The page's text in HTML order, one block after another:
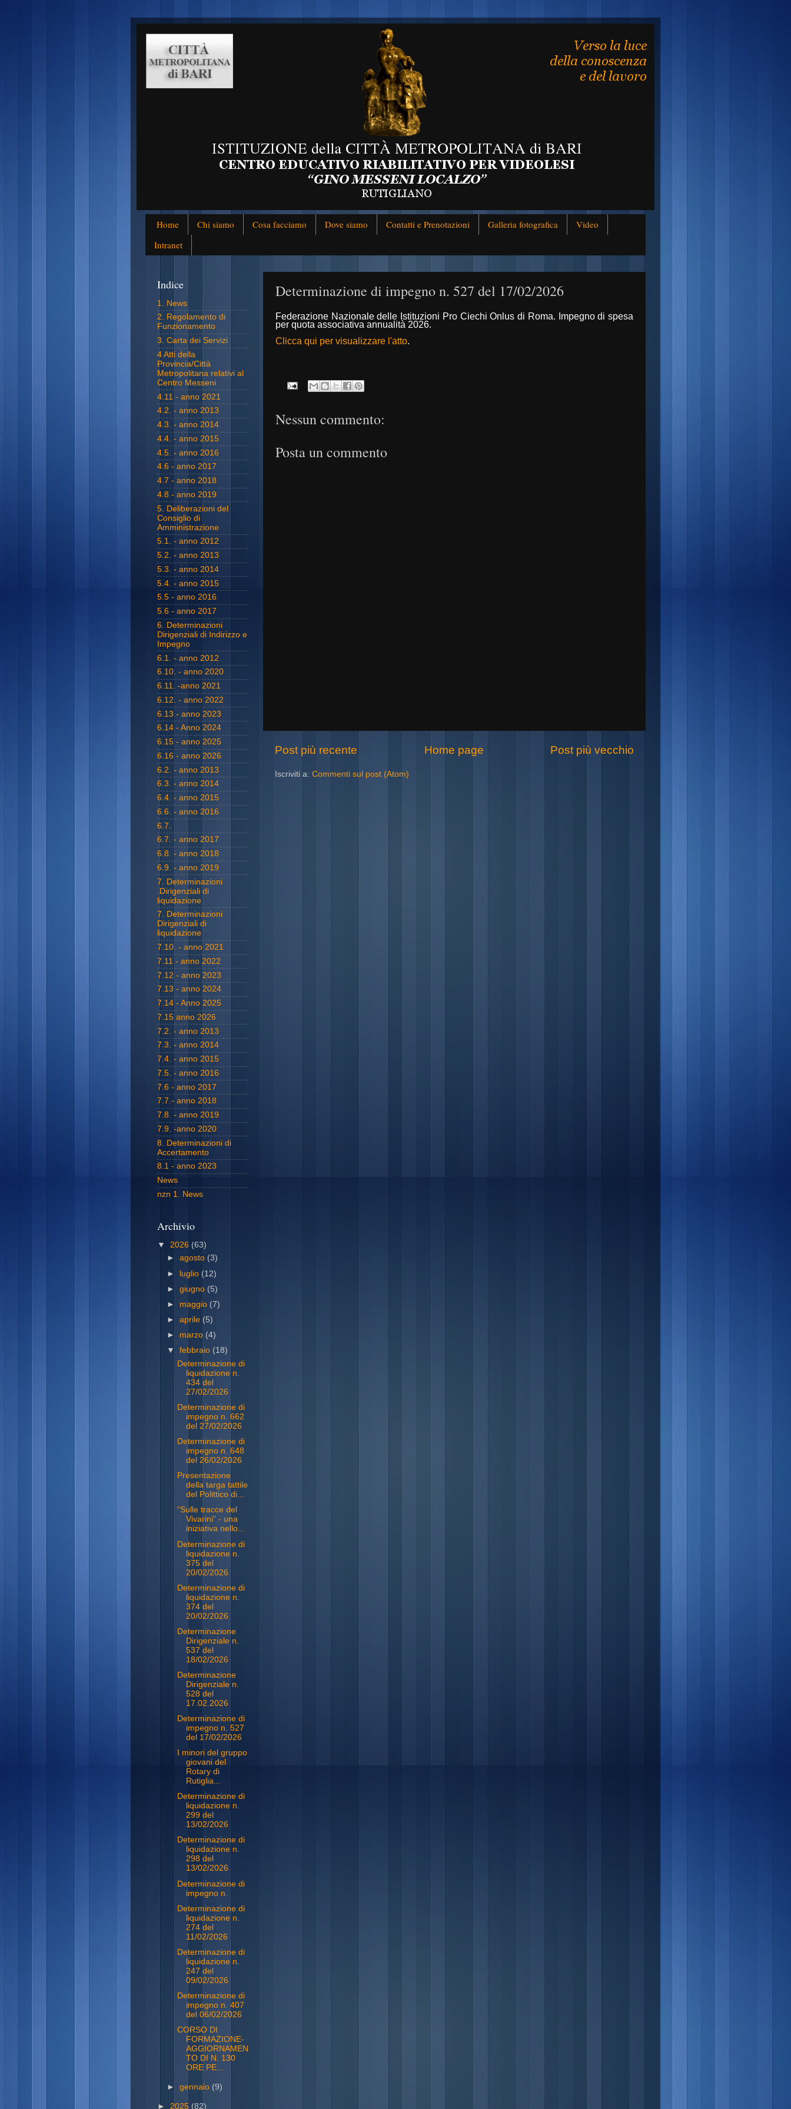
Home Chi siamo Cosa facciamo Dove siamo Contatti e Prenotazioni Galleria fotografica
Video
Intranet
Determinazione di impegno n. 527 del 17/02/2026
Federazione Nazionale delle Istituzioni Pro Ciechi Onlus di Roma. Impegno di spesa
per quota associativa annualità 2026.
Clicca qui per visualizzare l'atto.
Nessun commento:
Posta un commento
Post più recente Post più vecchio
Home page
Iscriviti a: Commenti sul post (Atom)
Indice
1. News
2. Regolamento di
Funzionamento
3. Carta dei Servizi
4 Atti della
Provincia/Città
Metropolitana relativi al
Centro Messeni
4.11 - anno 2021
4.2. - anno 2013
4.3. - anno 2014
4.4. - anno 2015
4.5. - anno 2016
4.6 - anno 2017
4.7 - anno 2018
4.8 - anno 2019
5. Deliberazioni del
Consiglio di
Amministrazione
5.1. - anno 2012
5.2. - anno 2013
5.3. - anno 2014
5.4. - anno 2015
5.5 - anno 2016
5.6 - anno 2017
6. Determinazioni
Dirigenziali di Indirizzo e
Impegno
6.1. - anno 2012
6.10. - anno 2020
6.11. -anno 2021
6.12. - anno 2022
6.13 - anno 2023
6.14 - Anno 2024
6.15 - anno 2025
6.16 - anno 2026
6.2. - anno 2013
6.3. - anno 2014
6.4. - anno 2015
6.6. - anno 2016
6.7.
6.7. - anno 2017
6.8. - anno 2018
6.9. - anno 2019
7. Determinazioni
.Dirigenziali di
liquidazione
7. Determinazioni
Dirigenziali di
liquidazione
7.10. - anno 2021
7.11 - anno 2022
7.12 - anno 2023
7.13 - anno 2024
7.14 - Anno 2025
7.15 anno 2026
7.2. - anno 2013
7.3. - anno 2014
7.4. - anno 2015
7.5. - anno 2016
7.6 - anno 2017
7.7.- anno 2018
7.8. - anno 2019
7.9. -anno 2020
8. Determinazioni di
Accertamento
8.1 - anno 2023
News
nzn 1. News
Archivio
▼ 2026 (63)
►agosto (3)
► luglio (12)
►giugno (5)
► maggio (7)
►aprile (5)
► marzo (4)
▼febbraio (18)
Determinazione di
liquidazione n.
434 del
27/02/2026
Determinazione di
impegno n. 662
del 27/02/2026
Determinazione di
impegno n. 648
del 26/02/2026
Presentazione
della targa tattile
del Polittico di...
“Sulle tracce del
Vivarini” - una
iniziativa nello...
Determinazione di
liquidazione n.
375 del
20/02/2026
Determinazione di
liquidazione n.
374 del
20/02/2026
Determinazione
Dirigenziale n.
537 del
18/02/2026
Determinazione
Dirigenziale n.
528 del
17.02.2026
Determinazione di
impegno n. 527
del 17/02/2026
I minori del gruppo
giovani del
Rotary di
Rutiglia...
Determinazione di
liquidazione n.
299 del
13/02/2026
Determinazione di
liquidazione n.
298 del
13/02/2026
Determinazione di
impegno n.
Determinazione di
liquidazione n.
274 del
11/02/2026
Determinazione di
liquidazione n.
247 del
09/02/2026
Determinazione di
impegno n. 407
del 06/02/2026
CORSO DI
FORMAZIONE-
AGGIORNAMEN
TO DI N. 130
ORE PE...
►gennaio (9)
► 2025 (82)